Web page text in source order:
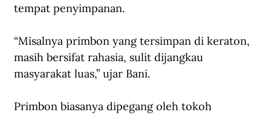
tempat penyimpanan.
“Misalnya primbon yang tersimpan di keraton,
masih bersifat rahasia, sulit dijangkau
masyarakat luas,” ujar Bani.
Primbon biasanya dipegang oleh tokoh